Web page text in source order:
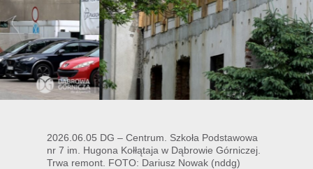
2026.06.05 DG – Centrum. Szkoła Podstawowa
nr 7 im. Hugona Kołłątaja w Dąbrowie Górniczej.
Trwa remont. FOTO: Dariusz Nowak (nddg)